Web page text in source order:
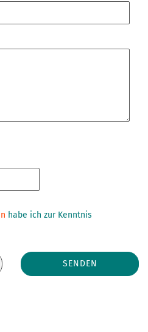
habe ich zur Kenntnis
SENDEN